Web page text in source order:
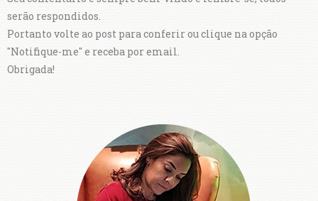
serão respondidos.
Portanto volte ao post para conferir ou clique na opção
"Notifique-me" e receba por email.
Obrigada!